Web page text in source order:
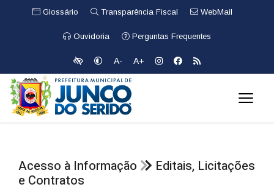
Glossário Transparência Fiscal WebMail
Ouvidoria Perguntas Frequentes
A- A+
Acesso à Informação
Editais, Licitações
e Contratos